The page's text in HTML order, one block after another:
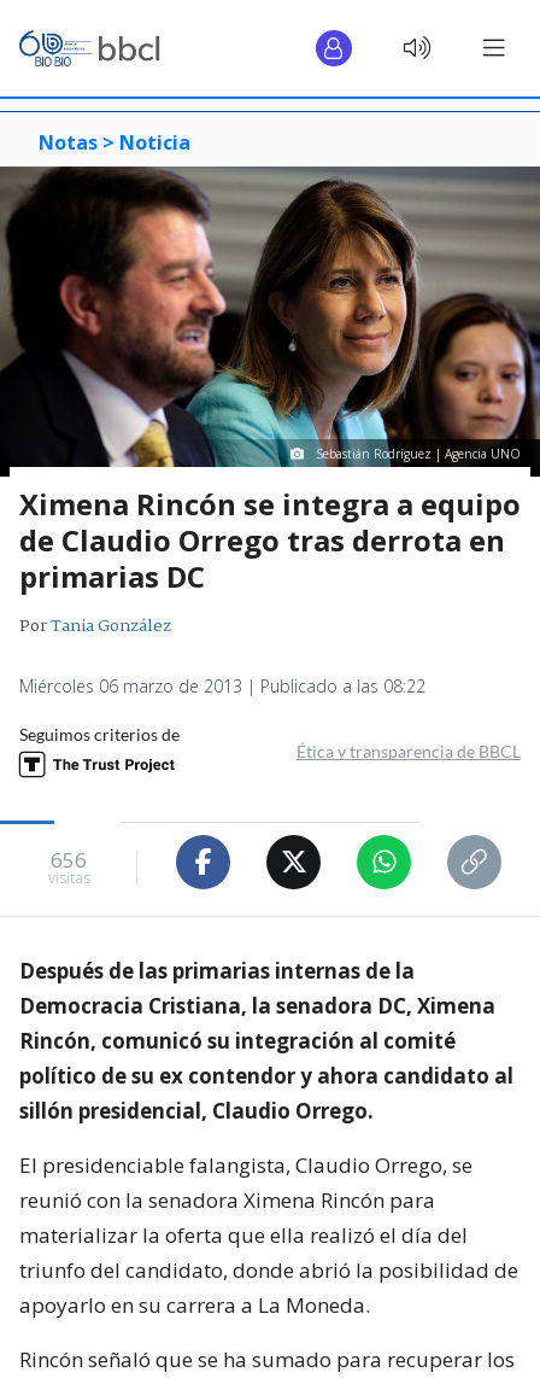
Notas > Noticia
Sebastián Rodríguez | Agencia UNO
Ximena Rincón se integra a equipo
de Claudio Orrego tras derrota en
primarias DC
PorTania González
Miércoles 06 marzo de 2013 | Publicado a las 08:22
Seguimos criterios de
Ética y transparencia de BBCL
656
visitas
Después de las primarias internas de la
Democracia Cristiana, la senadora DC, Ximena
Rincón, comunicó su integración al comité
político de su ex contendor y ahora candidato al
sillón presidencial, Claudio Orrego.
El presidenciable falangista, Claudio Orrego, se
reunió con la senadora Ximena Rincón para
materializar la oferta que ella realizó el día del
triunfo del candidato, donde abrió la posibilidad de
apoyarlo en su carrera a La Moneda.
Rincón señaló que se ha sumado para recuperar los